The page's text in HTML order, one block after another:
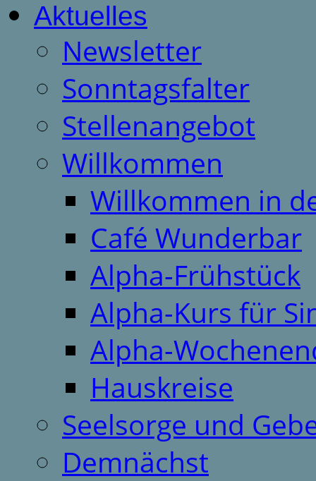
Aktuelles
Newsletter
Sonntagsfalter
Stellenangebot
Willkommen
Willkommen in
Café Wunderbar
Alpha-Frühstück
Alpha-Kurs für
Alpha-
Hauskreise
Seelsorge und
Demnächst